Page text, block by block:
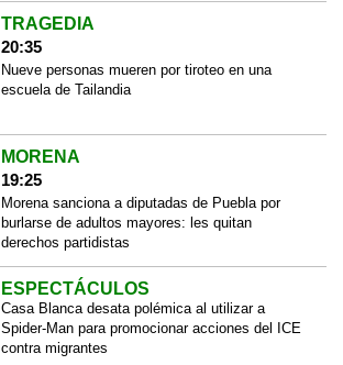
TRAGEDIA
20:35
Nueve personas mueren por tiroteo en una
escuela de Tailandia
MORENA
19:25
Morena sanciona a diputadas de Puebla por
burlarse de adultos mayores: les quitan
derechos partidistas
ESPECTÁCULOS
Casa Blanca desata polémica al utilizar a
Spider-Man para promocionar acciones del ICE
contra migrantes